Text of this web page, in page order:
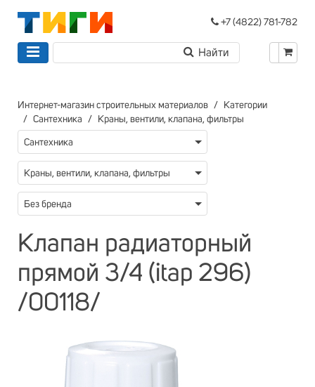
+7 (4822) 781-782
Интернет-магазин строительных материалов
Категории
Сантехника
Краны, вентили, клапана, фильтры
Сантехника
Краны, вентили, клапана, фильтры
Без бренда
Клапан радиаторный
прямой 3/4 (itap 296)
/00118/